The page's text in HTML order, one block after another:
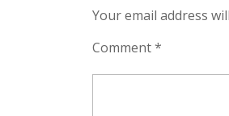
Your email address
Comment*